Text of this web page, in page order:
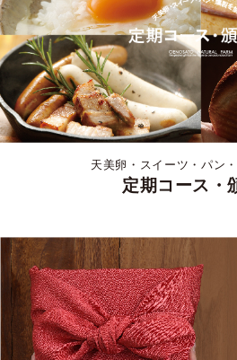
天美卵・スイーツ・パン
定期コース・